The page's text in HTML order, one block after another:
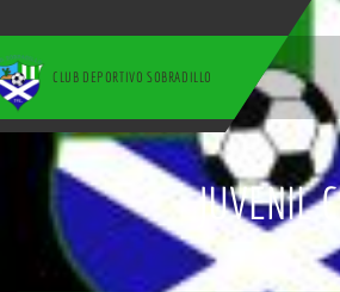
CLUB DEPORTIVO SOBRADILLO
JUVENIL C